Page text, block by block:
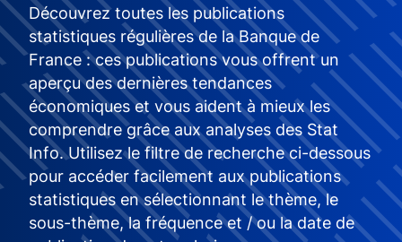
Découvrez toutes les publications
statistiques régulières de la Banque de
France : ces publications vous offrent un
aperçu des dernières tendances
économiques et vous aident à mieux les
comprendre grâce aux analyses des Stat
Info. Utilisez le filtre de recherche ci-dessous
pour accéder facilement aux publications
statistiques en sélectionnant le thème, le
sous-thème, la fréquence et / ou la date de